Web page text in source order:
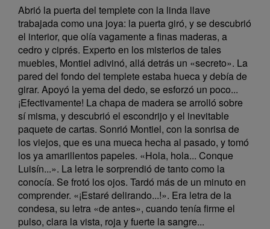
Abrió la puerta del templete con la linda llave
trabajada como una joya: la puerta giró, y se descubrió
el interior, que olía vagamente a finas maderas, a
cedro y ciprés. Experto en los misterios de tales
muebles, Montiel adivinó, allá detrás un «secreto». La
pared del fondo del templete estaba hueca y debía de
girar. Apoyó la yema del dedo, se esforzó un poco...
¡Efectivamente! La chapa de madera se arrolló sobre
sí misma, y descubrió el escondrijo y el inevitable
paquete de cartas. Sonrió Montiel, con la sonrisa de
los viejos, que es una mueca hecha al pasado, y tomó
los ya amarillentos papeles. «Hola, hola... Conque
Luisín...». La letra le sorprendió de tanto como la
conocía. Se frotó los ojos. Tardó más de un minuto en
comprender. «¡Estaré delirando...!». Era letra de la
condesa, su letra «de antes», cuando tenía firme el
pulso, clara la vista, roja y fuerte la sangre...